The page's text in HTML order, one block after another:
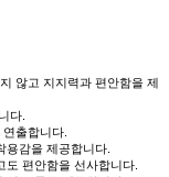
않고 지지력과 편안함을 제
다.
출합니다.
용감을 제공합니다.
편안함을 선사합니다.